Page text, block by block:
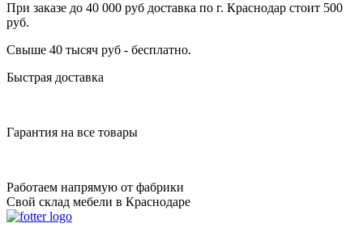
При заказе до 40 000 руб доставка по г. Краснодар стоит 500
руб.
Свыше 40 тысяч руб - бесплатно.
Быстрая доставка
Гарантия на все товары
Работаем напрямую от фабрики
Свой склад мебели в Краснодаре